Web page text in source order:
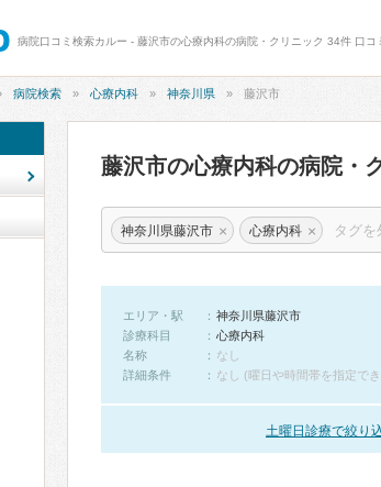
病院口コミ検索カルー - 藤沢市の心療内科の病院・クリニック 34件 口コ
病院検索 心療内科 神奈川県 藤沢市
藤沢市の心療内科の病院・
神奈川県藤沢市 × 心療内科 ×
エリア・駅
神奈川県藤沢市
診療科目
心療内科
名称
なし
詳細条件
なし (曜日や時間帯を指定で
土曜日診療で絞り